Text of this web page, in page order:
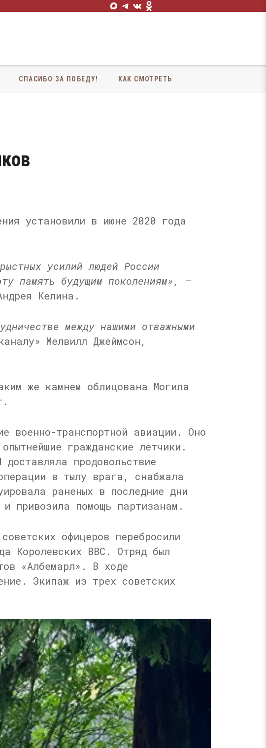
СПАСИБО ЗА ПОБЕДУ! КАК СМОТРЕТЬ
установили в июне 2020 года
усилий людей России
память будущим поколениям»,
—
Келина.
между нашими отважными
Мелвилл Джеймсон,
же камнем облицована Могила
военно-транспортной авиации. Оно
гражданские летчики.
продовольствие
в тылу врага, снабжала
раненых в последние дни
привозила помощь партизанам.
офицеров перебросили
Королевских ВВС. Отряд был
«Албемарл». В ходе
Экипаж из трех советских